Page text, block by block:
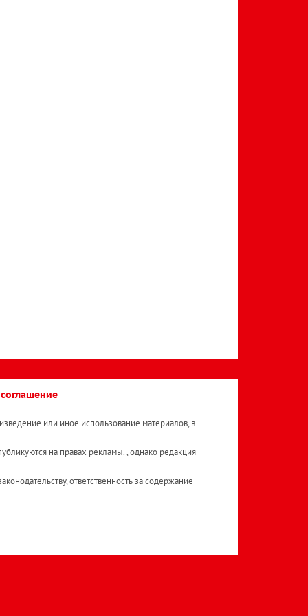
или иное использование материалов, в
на правах рекламы. , однако редакция
ответственность за содержание